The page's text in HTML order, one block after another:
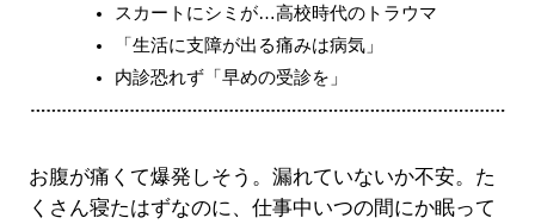
スカートにシミが…高校時代のトラウマ
「生活に支障が出る痛みは病気」
内診恐れず「早めの受診を」
お腹が痛くて爆発しそう。漏れていないか不安。た
くさん寝たはずなのに、仕事中いつの間にか眠って